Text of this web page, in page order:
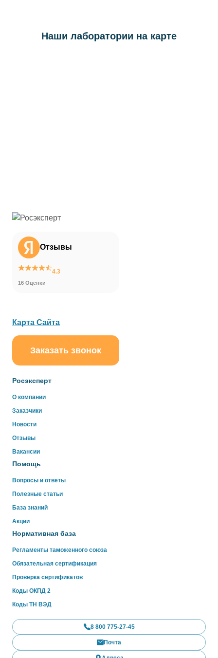
Наши лаборатории на карте
Отзывы
4.3
16 Оценки
Росэксперт
О компании
Заказчики
Новости
Отзывы
Вакансии
Помощь
Вопросы и ответы
Полезные статьи
База знаний
Акции
Нормативная база
Регламенты таможенного союза
Обязательная сертификация
Проверка сертификатов
Коды ОКПД 2
Коды ТН ВЭД
Карта Сайта
Заказать звонок
8 800 775-27-45
Почта
online
Здравствуйте!
Свяжитесь с нами через WhatsApp нажав на кнопку